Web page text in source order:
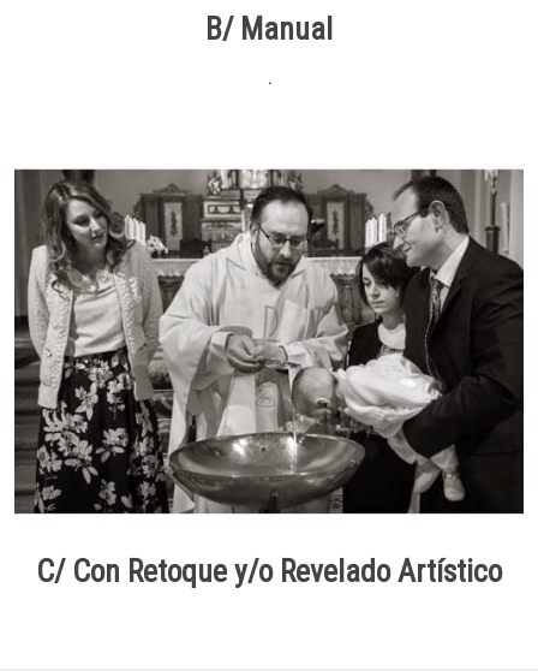
B/ Manual
.
C/ Con Retoque y/o Revelado Artístico